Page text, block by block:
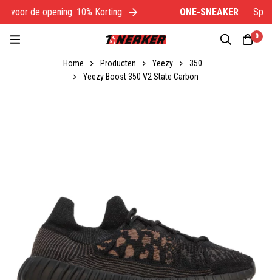
voor de opening: 10% Korting ONE-SNEAKER
0
Home Producten Yeezy
350
Yeezy Boost 350 V2 State Carbon